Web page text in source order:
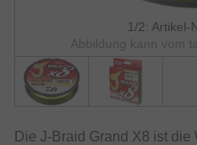
1/2: Artikel-
Abbildung kann vom
Die J-Braid Grand X8 ist